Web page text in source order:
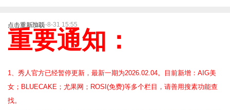
点击重新加载2025-8-31 15:55
重要通知：
1、秀人官方已经暂停更新，最新一期为2026.02.04。目前新增：AIG美
女；BLUECAKE；尤果网；ROSI(免费)等多个栏目，请善用搜素功能查
找。